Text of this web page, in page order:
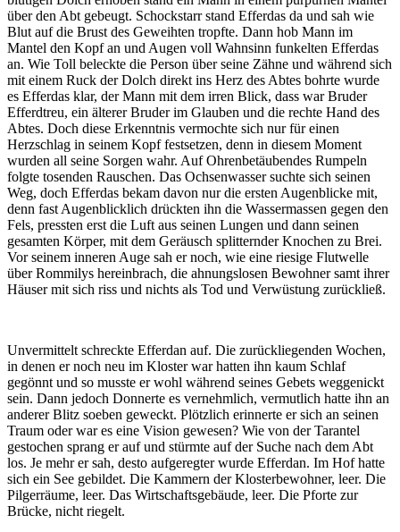
über den Abt gebeugt. Schockstarr stand Efferdas da und sah wie
Blut auf die Brust des Geweihten tropfte. Dann hob Mann im
Mantel den Kopf an und Augen voll Wahnsinn funkelten Efferdas
an. Wie Toll beleckte die Person über seine Zähne und während sich
mit einem Ruck der Dolch direkt ins Herz des Abtes bohrte wurde
es Efferdas klar, der Mann mit dem irren Blick, dass war Bruder
Efferdtreu, ein älterer Bruder im Glauben und die rechte Hand des
Abtes. Doch diese Erkenntnis vermochte sich nur für einen
Herzschlag in seinem Kopf festsetzen, denn in diesem Moment
wurden all seine Sorgen wahr. Auf Ohrenbetäubendes Rumpeln
folgte tosenden Rauschen. Das Ochsenwasser suchte sich seinen
Weg, doch Efferdas bekam davon nur die ersten Augenblicke mit,
denn fast Augenblicklich drückten ihn die Wassermassen gegen den
Fels, pressten erst die Luft aus seinen Lungen und dann seinen
gesamten Körper, mit dem Geräusch splitternder Knochen zu Brei.
Vor seinem inneren Auge sah er noch, wie eine riesige Flutwelle
über Rommilys hereinbrach, die ahnungslosen Bewohner samt ihrer
Häuser mit sich riss und nichts als Tod und Verwüstung zurückließ.
Unvermittelt schreckte Efferdan auf. Die zurückliegenden Wochen,
in denen er noch neu im Kloster war hatten ihn kaum Schlaf
gegönnt und so musste er wohl während seines Gebets weggenickt
sein. Dann jedoch Donnerte es vernehmlich, vermutlich hatte ihn an
anderer Blitz soeben geweckt. Plötzlich erinnerte er sich an seinen
Traum oder war es eine Vision gewesen? Wie von der Tarantel
gestochen sprang er auf und stürmte auf der Suche nach dem Abt
los. Je mehr er sah, desto aufgeregter wurde Efferdan. Im Hof hatte
sich ein See gebildet. Die Kammern der Klosterbewohner, leer. Die
Pilgerräume, leer. Das Wirtschaftsgebäude, leer. Die Pforte zur
Brücke, nicht riegelt.